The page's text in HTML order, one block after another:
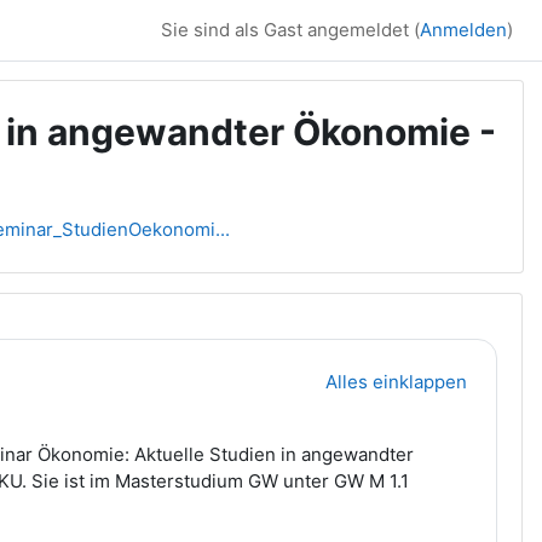
Sie sind als Gast angemeldet (Anmelden)
angewandter Ökonomie -
Alles einklappen
Ökonomie: Aktuelle Studien in angewandter
Sie ist im Masterstudium GW unter GW M 1.1